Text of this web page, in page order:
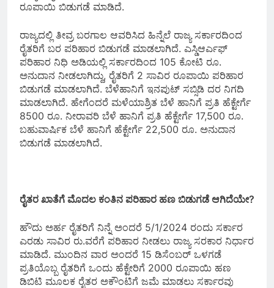
ರೂಪಾಯಿ ಬಿಡುಗಡೆ ಮಾಡಿದೆ.
ರಾಜ್ಯದಲ್ಲಿ ತೀವ್ರ ಬರಗಾಲ ಆವರಿಸಿದ ಹಿನ್ನೆಲೆ ರಾಜ್ಯ ಸರ್ಕಾರದಿಂದ
ರೈತರಿಗೆ ಬರ ಪರಿಹಾರ ಬಿಡುಗಡೆ ಮಾಡಲಾಗಿದೆ. ಎಸ್ಡಿಆರ್ಎಫ್
ಪರಿಹಾರ ನಿಧಿ ಅಡಿಯಲ್ಲಿ ಸರ್ಕಾರದಿಂದ 105 ಕೋಟಿ ರೂ.
ಅನುದಾನ ನೀಡಲಾಗಿದ್ದು, ರೈತರಿಗೆ 2 ಸಾವಿರ ರೂಪಾಯಿ ಪರಿಹಾರ
ಬಿಡುಗಡೆ ಮಾಡಲಾಗಿದೆ. ಬೆಳೆಹಾನಿಗೆ ಇನಪುಟ್ ಸಬ್ಸಿಡಿ ದರ ನಿಗದಿ
ಮಾಡಲಾಗಿದೆ. ಹೇಗೆಂದರೆ ಮಳೆಯಾಶ್ರಿತ ಬೆಳೆ ಹಾನಿಗೆ ಪ್ರತಿ ಹೆಕ್ಟೇರ್ಗೆ
8500 ರೂ. ನೀರಾವರಿ ಬೆಳೆ ಹಾನಿಗೆ ಪ್ರತಿ ಹೆಕ್ಟೇರ್ಗೆ 17,500 ರೂ.
ಬಹುವಾರ್ಷಿಕ ಬೆಳೆ ಹಾನಿಗೆ ಹೆಕ್ಟೇರ್ಗೆ 22,500 ರೂ. ಅನುದಾನ
ಬಿಡುಗಡೆ ಮಾಡಲಾಗಿದೆ.
ರೈತರ ಖಾತೆಗೆ ಮೊದಲ ಕಂತಿನ ಪರಿಹಾರ ಹಣ ಬಿಡುಗಡೆ ಆಗಿದೆಯೇ?
ಹೌದು ಅರ್ಹ ರೈತರಿಗೆ ನಿನ್ನೆ ಅಂದರೆ 5/1/2024 ರಂದು ಸರ್ಕಾರ
ಎರಡು ಸಾವಿರ ರು.ವರೆಗೆ ಪರಿಹಾರ ನೀಡಲು ರಾಜ್ಯ ಸರಕಾರ ನಿರ್ಧಾರ
ಮಾಡಿದೆ. ಮುಂದಿನ ವಾರ ಅಂದರೆ 15 ಡಿಸೆಂಬರ್ ಒಳಗಡೆ
ಪ್ರತಿಯೊಬ್ಬ ರೈತರಿಗೆ ಒಂದು ಹೆಕ್ಟೇರಿಗೆ 2000 ರೂಪಾಯಿ ಹಣ
ಡಿಬಿಟಿ ಮೂಲಕ ರೈತರ ಅಕೌಂಟಿಗೆ ಜಮೆ ಮಾಡಲು ಸರ್ಕಾರವು